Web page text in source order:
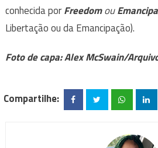
conhecida porFreedomou
Libertação ou da Emancipação).
Foto de capa: Alex McSwain/
Compartilhe: